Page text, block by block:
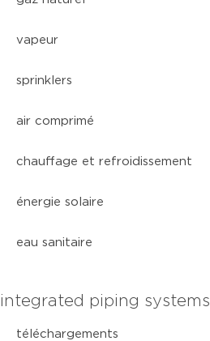
vapeur
sprinklers
air comprimé
chauffage et refroidissement
énergie solaire
eau sanitaire
integrated piping systems
téléchargements